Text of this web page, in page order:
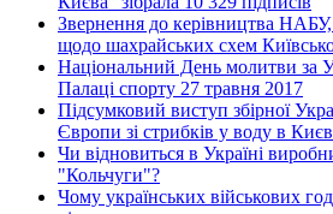
Звернення до керівництва
щодо шахрайських схем
Національний День молитви за
Палаці спорту 27 травня 2017
Підсумковий виступ збірної
Європи зі стрибків у воду в
Чи відновиться в Україні
"Кольчуги"?
Чому українських військових